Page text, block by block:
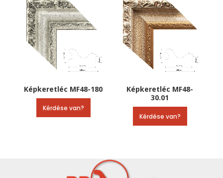
Képkeretléc MF48-180
Kérdése van?
Képkeretléc MF48-
30.01
Kérdése van?